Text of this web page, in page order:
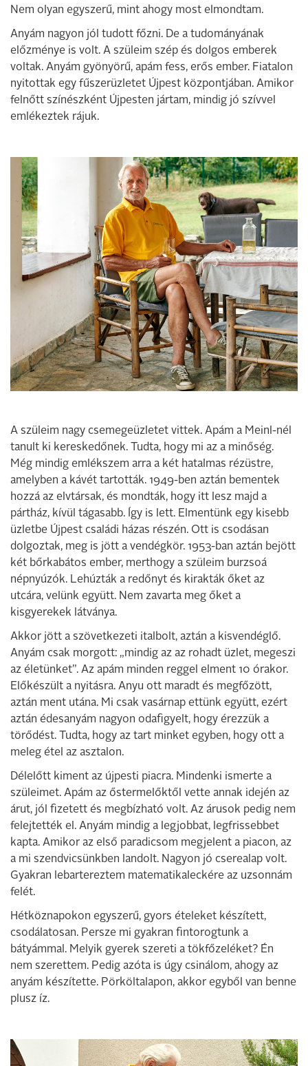
Nem olyan egyszerű, mint ahogy most elmondtam.
Anyám nagyon jól tudott főzni. De a tudományának
előzménye is volt. A szüleim szép és dolgos emberek
voltak. Anyám gyönyörű, apám fess, erős ember. Fiatalon
nyitottak egy fűszerüzletet Újpest központjában. Amikor
felnőtt színészként Újpesten jártam, mindig jó szívvel
emlékeztek rájuk.
A szüleim nagy csemegeüzletet vittek. Apám a Meinl-nél
tanult ki kereskedőnek. Tudta, hogy mi az a minőség.
Még mindig emlékszem arra a két hatalmas rézüstre,
amelyben a kávét tartották. 1949-ben aztán bementek
hozzá az elvtársak, és mondták, hogy itt lesz majd a
pártház, kívül tágasabb. Így is lett. Elmentünk egy kisebb
üzletbe Újpest családi házas részén. Ott is csodásan
dolgoztak, meg is jött a vendégkör. 1953-ban aztán bejött
két bőrkabátos ember, merthogy a szüleim burzsoá
népnyúzók. Lehúzták a redőnyt és kirakták őket az
utcára, velünk együtt. Nem zavarta meg őket a
kisgyerekek látványa.
Akkor jött a szövetkezeti italbolt, aztán a kisvendéglő.
Anyám csak morgott: „mindig az az rohadt üzlet, megeszi
az életünket”. Az apám minden reggel elment 10 órakor.
Előkészült a nyitásra. Anyu ott maradt és megfőzött,
aztán ment utána. Mi csak vasárnap ettünk együtt, ezért
aztán édesanyám nagyon odafigyelt, hogy érezzük a
törődést. Tudta, hogy az tart minket egyben, hogy ott a
meleg étel az asztalon.
Délelőtt kiment az újpesti piacra. Mindenki ismerte a
szüleimet. Apám az őstermelőktől vette annak idején az
árut, jól fizetett és megbízható volt. Az árusok pedig nem
felejtették el. Anyám mindig a legjobbat, legfrissebbet
kapta. Amikor az első paradicsom megjelent a piacon, az
a mi szendvicsünkben landolt. Nagyon jó cserealap volt.
Gyakran lebartereztem matematikaleckére az uzsonnám
felét.
Hétköznapokon egyszerű, gyors ételeket készített,
csodálatosan. Persze mi gyakran fintorogtunk a
bátyámmal. Melyik gyerek szereti a tökfőzeléket? Én
nem szerettem. Pedig azóta is úgy csinálom, ahogy az
anyám készítette. Pörköltalapon, akkor egyből van benne
plusz íz.